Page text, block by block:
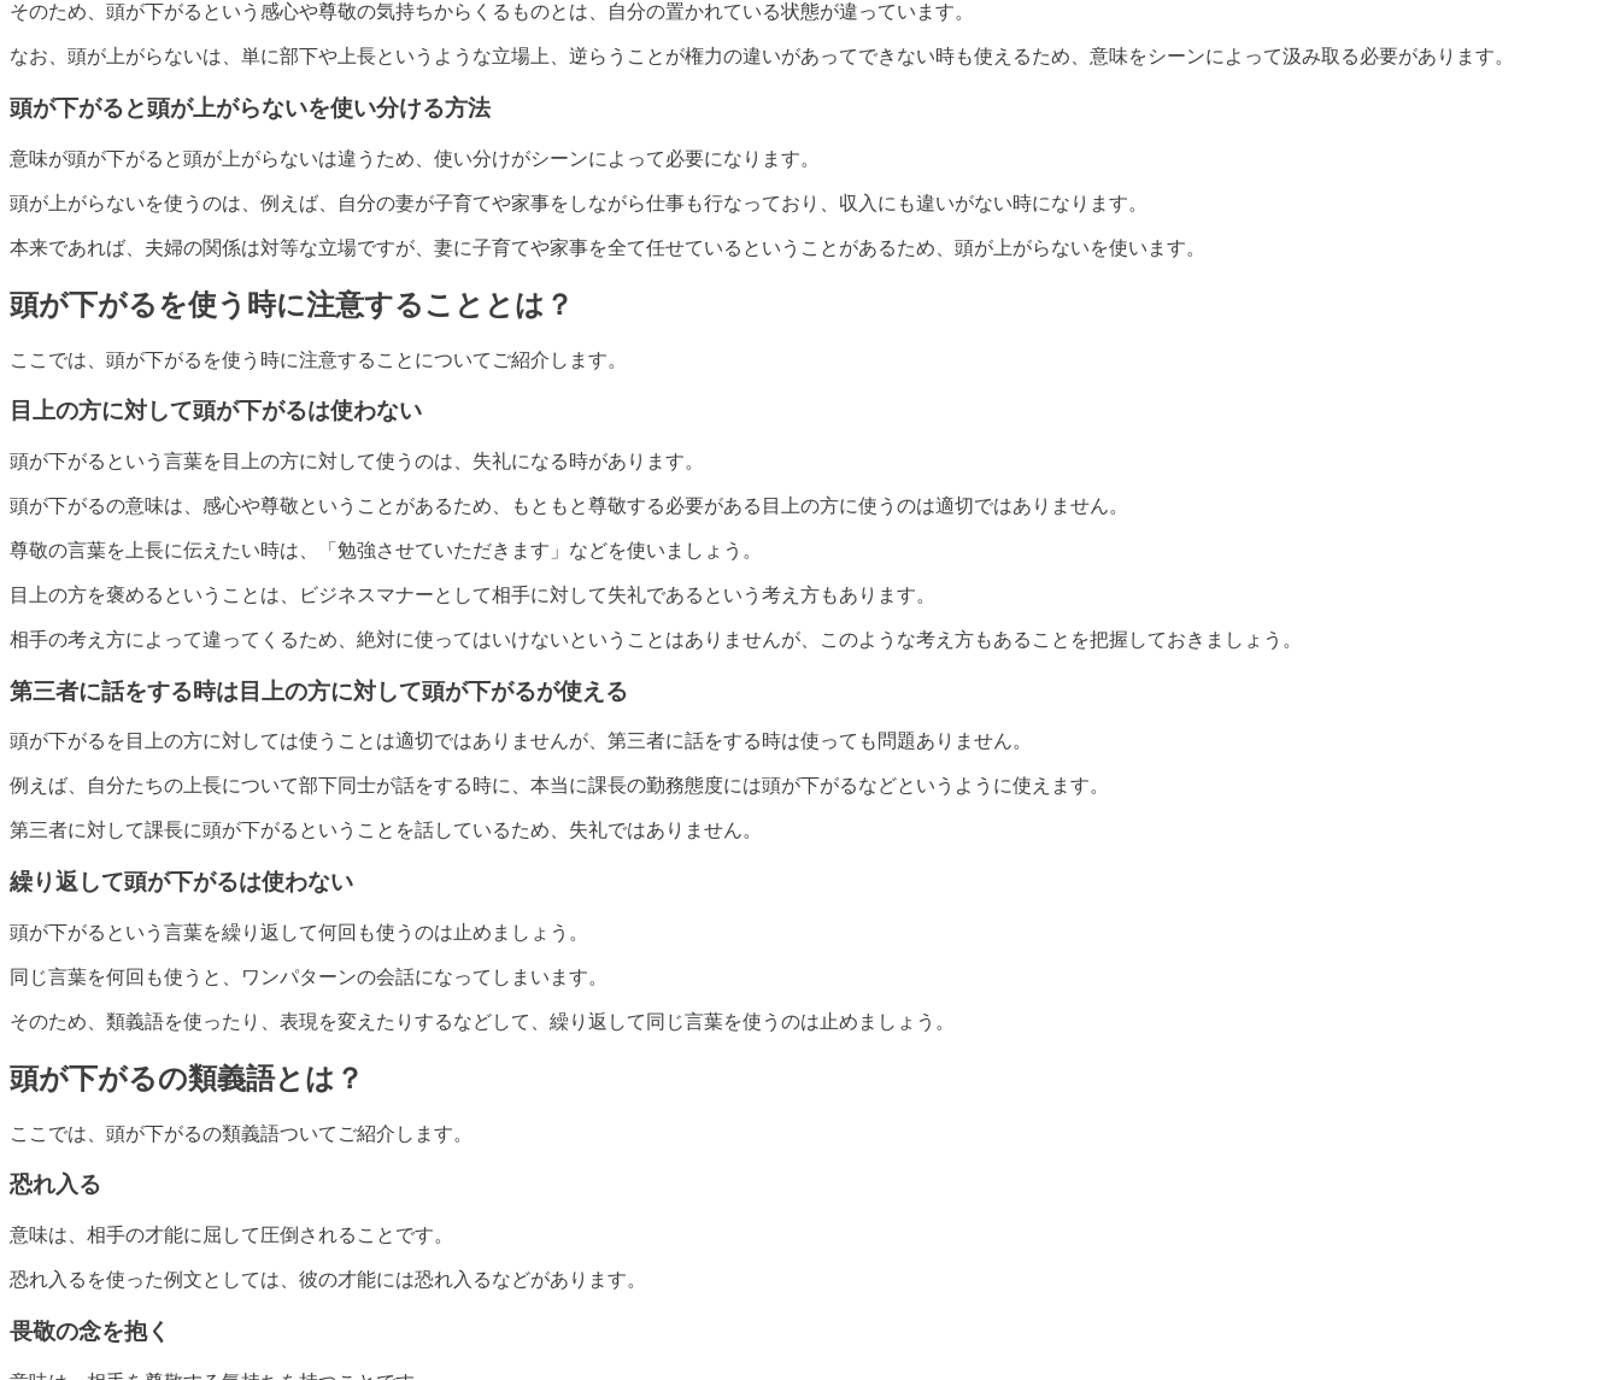
そのため、頭が下がるという感心や尊敬の気持ちからくるものとは、自分の置かれている状態が違っています。
なお、頭が上がらないは、単に部下や上長というような立場上、逆らうことが権力の違いがあってできない時も使えるため、意味をシーンによって汲み取る必要があります。
頭が下がると頭が上がらないを使い分ける方法
意味が頭が下がると頭が上がらないは違うため、使い分けがシーンによって必要になります。
頭が上がらないを使うのは、例えば、自分の妻が子育てや家事をしながら仕事も行なっており、収入にも違いがない時になります。
本来であれば、夫婦の関係は対等な立場ですが、妻に子育てや家事を全て任せているということがあるため、頭が上がらないを使います。
頭が下がるを使う時に注意することとは？
ここでは、頭が下がるを使う時に注意することについてご紹介します。
目上の方に対して頭が下がるは使わない
頭が下がるという言葉を目上の方に対して使うのは、失礼になる時があります。
頭が下がるの意味は、感心や尊敬ということがあるため、もともと尊敬する必要がある目上の方に使うのは適切ではありません。
尊敬の言葉を上長に伝えたい時は、「勉強させていただきます」などを使いましょう。
目上の方を褒めるということは、ビジネスマナーとして相手に対して失礼であるという考え方もあります。
相手の考え方によって違ってくるため、絶対に使ってはいけないということはありませんが、このような考え方もあることを把握しておきましょう。
第三者に話をする時は目上の方に対して頭が下がるが使える
頭が下がるを目上の方に対しては使うことは適切ではありませんが、第三者に話をする時は使っても問題ありません。
例えば、自分たちの上長について部下同士が話をする時に、本当に課長の勤務態度には頭が下がるなどというように使えます。
第三者に対して課長に頭が下がるということを話しているため、失礼ではありません。
繰り返して頭が下がるは使わない
頭が下がるという言葉を繰り返して何回も使うのは止めましょう。
同じ言葉を何回も使うと、ワンパターンの会話になってしまいます。
そのため、類義語を使ったり、表現を変えたりするなどして、繰り返して同じ言葉を使うのは止めましょう。
頭が下がるの類義語とは？
ここでは、頭が下がるの類義語ついてご紹介します。
恐れ入る
意味は、相手の才能に屈して圧倒されることです。
恐れ入るを使った例文としては、彼の才能には恐れ入るなどがあります。
畏敬の念を抱く